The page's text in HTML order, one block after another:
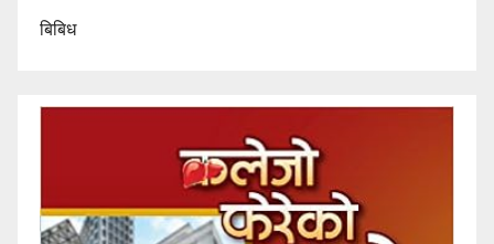
बिबिध